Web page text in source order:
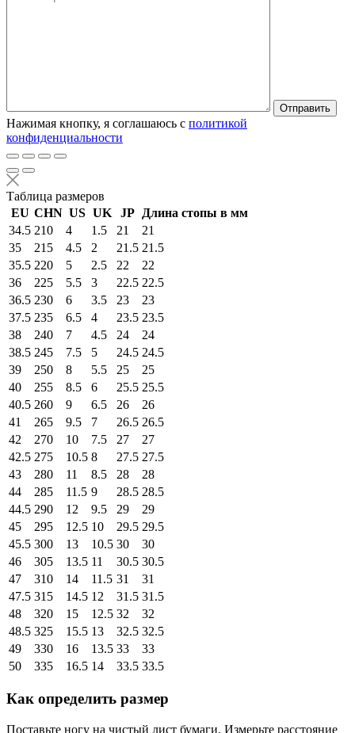
Нажимая кнопку, я соглашаюсь с политикой
конфиденциальности
Таблица размеров
EU CHN US UK JP
Длина стопы в мм
34.5 210 4 1.5 21
21
35
215 4.5 2 21.5 21.5
35.5 220 5 2.5 22
22
36
225 5.5 3 22.5 22.5
36.5 230 6 3.5 23
23
37.5 235 6.5 4 23.5 23.5
38
240 7 4.5 24
24
38.5 245 7.5 5 24.5 24.5
39
250 8 5.5 25
25
40
255 8.5 6 25.5 25.5
40.5 260 9 6.5 26
26
41
265 9.5 7 26.5 26.5
42
270 10 7.5 27
27
42.5 275 10.5 8 27.5 27.5
43
280 11 8.5 28
28
44
285 11.5 9 28.5 28.5
44.5 290 12 9.5 29
29
45
295 12.5 10 29.5 29.5
45.5 300 13 10.5 30
30
46
305 13.5 11 30.5 30.5
47
310 14 11.5 31
31
47.5 315 14.5 12 31.5 31.5
48
320 15 12.5 32
32
48.5 325 15.5 13 32.5 32.5
49
330 16 13.5 33
33
50
335 16.5 14 33.5 33.5
Как определить размер
Поставьте ногу на чистый лист бумаги. Измерьте расстояние